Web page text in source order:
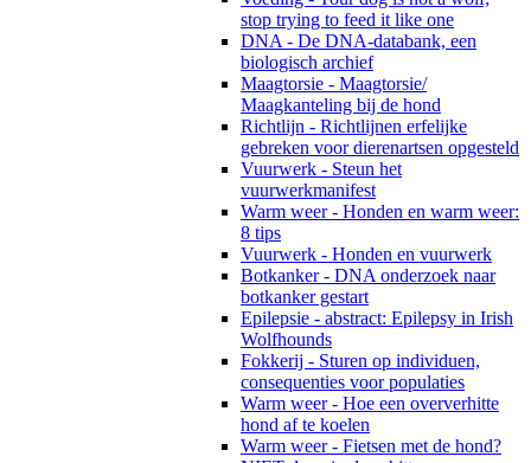
stop trying to feed it like one
DNA - De DNA-databank, een
biologisch archief
Maagtorsie - Maagtorsie/
Maagkanteling bij de hond
Richtlijn - Richtlijnen erfelijke
gebreken voor dierenartsen opgesteld
Vuurwerk - Steun het
vuurwerkmanifest
Warm weer - Honden en warm weer:
8 tips
Vuurwerk - Honden en vuurwerk
Botkanker - DNA onderzoek naar
botkanker gestart
Epilepsie - abstract: Epilepsy in Irish
Wolfhounds
Fokkerij - Sturen op individuen,
consequenties voor populaties
Warm weer - Hoe een oververhitte
hond af te koelen
Warm weer - Fietsen met de hond?